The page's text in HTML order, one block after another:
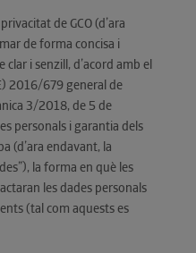
de GCO (d’ara
de forma concisa i
i senzill, d’acord amb el
2016/679 general de
3/2018, de 5 de
personals i garantia dels
(d’ara endavant, la
la forma en què les
les dades personals
(tal com aquests es